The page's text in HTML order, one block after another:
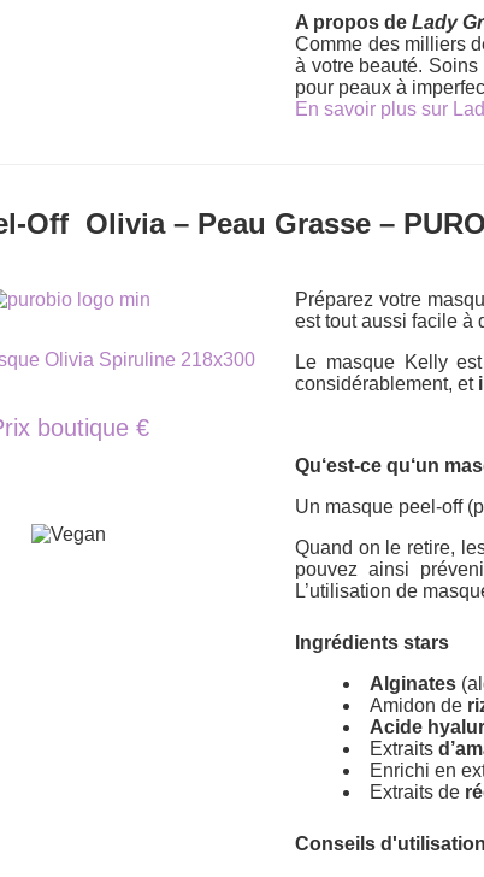
A propos deLady
Comme des milliers
à votre beauté.
pour peaux à
En savoir plus sur
Off Olivia – Peau Grasse –
boutique €
Préparez votre
est tout aussi facile à
Le masque Kelly
considérablement, et
Qu‘est-ce qu‘un
Un masque peel-off
Quand on le retire,
pouvez ainsi
L’utilisation de
Ingrédients stars
Alginates
Amidon de
Acide
Extraits
Enrichi en
Extraits de
Conseils d'utilisation